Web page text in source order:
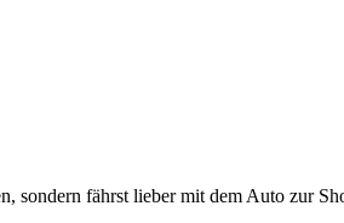
sondern fährst lieber mit dem Auto zur